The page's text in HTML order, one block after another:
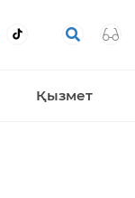
Қызмет